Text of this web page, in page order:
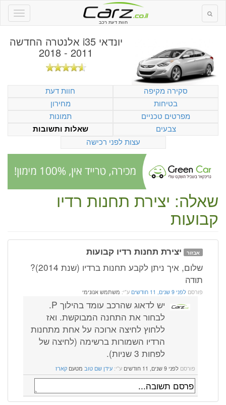
חוות דעת רכב
יונדאי i35 אלנטרה החדשה
2011 - 2018
סקירה מקיפה
חוות דעת
בטיחות
מחירון
מפרטים טכניים
תמונות
צבעים
שאלות ותשובות
עצות לפני רכישה
שאלה: יצירת תחנות רדיו
קבועות
אבזור יצירת תחנות רדיו קבועות
שלום, איך ניתן לקבע תחנות ברדיו (שנת 2014)?
תודה
פורסם לפני 9 שנים, 11 חודשים ע"י: משתמש אנונימי
יש לדאוג שהרכב עומד בהילוך P.
לבחור את התחנה המבוקשת. ואז
ללחוץ לחיצה ארוכה על אחת מתחנות
הרדיו השמורות ברשימה (לחיצה של
לפחות 3 שניות).
פורסם לפני 9 שנים, 11 חודשים ע"י: עידן שם טוב מטעם קארז